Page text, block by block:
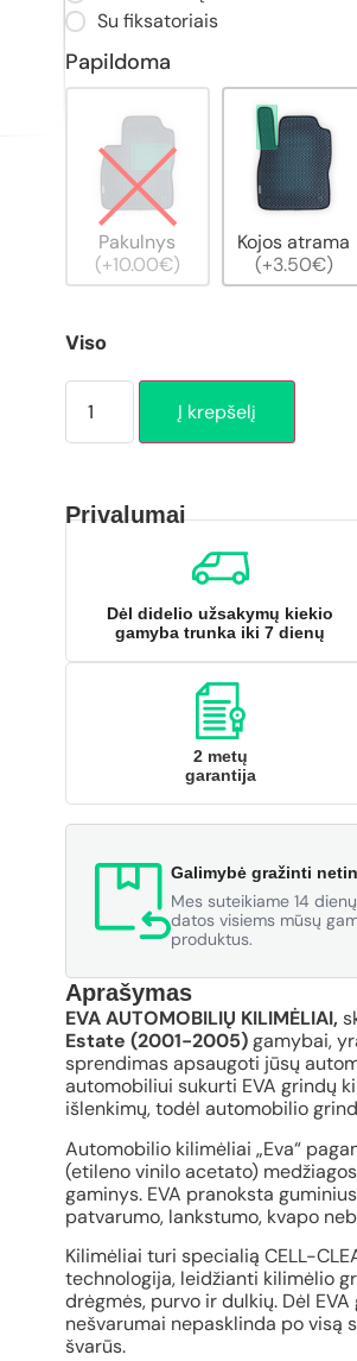
Su fiksatoriais
Papildoma
Pakulnys
(+10.00€)
Kojos atrama
(+3.50€)
Viso
Į krepšelį
Privalumai
Dėl didelio užsakymų kiekio
gamyba trunka iki 7 dienų
2 metų
garantija
Galimybė gražinti
Mes suteikiame 14
datos visiems mūsų
produktus.
Aprašymas
EVA AUTOMOBILIŲ KILIMĖLIAI,
Estate (2001-2005)gamybai,
sprendimas apsaugoti jūsų
automobiliui sukurti EVA grindų
išlenkimų, todėl automobilio
Automobilio kilimėliai „Eva“
(etileno vinilo acetato)
gaminys. EVA pranoksta
patvarumo, lankstumo, kvapo
Kilimėliai turi specialią CELL-
technologija, leidžianti kilimėlio
drėgmės, purvo ir dulkių. Dėl
nešvarumai nepasklinda po visą
švarūs.